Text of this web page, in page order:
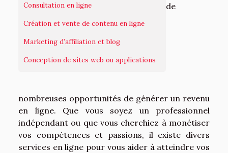
Consultation en ligne
Création et vente de contenu en ligne
Marketing d’affiliation et blog
Conception de sites web ou applications
de
nombreuses opportunités de générer un revenu
en ligne. Que vous soyez un professionnel
indépendant ou que vous cherchiez à monétiser
vos compétences et passions, il existe divers
services en ligne pour vous aider à atteindre vos